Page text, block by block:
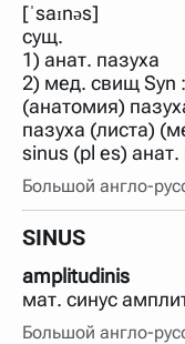
Если точное
кроссворде),
подстановочным
неизвестных букв
с вариантами
нужно будет
Для более
указывать
написать в
"Найти",
Пушкине, но не о
В сложных
неизвестные
слово "***м***ов", в
Пишем в Reword
через пробел
кавычек).
[ˈsaɪnəs]
сущ.
1) анат. пазуха
2) мед. свищ Syn
(анатомия)
пазуха (листа)
sinus (pl es)
Большой англо-
SINUS
amplitudinis
мат. синус
Большой англо-